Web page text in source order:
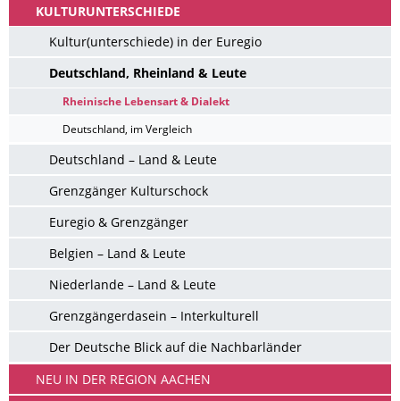
KULTURUNTERSCHIEDE
Kultur(unterschiede) in der Euregio
Deutschland, Rheinland & Leute
Rheinische Lebensart & Dialekt
Deutschland, im Vergleich
Deutschland – Land & Leute
Grenzgänger Kulturschock
Euregio & Grenzgänger
Belgien – Land & Leute
Niederlande – Land & Leute
Grenzgängerdasein – Interkulturell
Der Deutsche Blick auf die Nachbarländer
NEU IN DER REGION AACHEN